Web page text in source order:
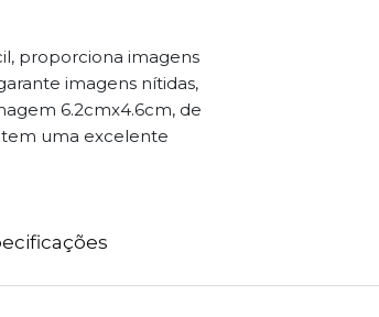
proporciona imagens
imagens nítidas,
6.2cmx4.6cm, de
uma excelente